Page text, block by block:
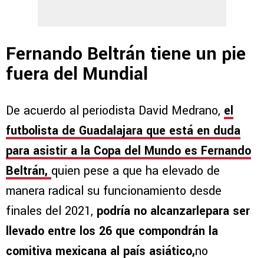
Fernando Beltrán tiene un pie
fuera del Mundial
De acuerdo al periodista David Medrano, el
futbolista de Guadalajara que está en duda
para asistir a la Copa del Mundo es Fernando
Beltrán, quien pese a que ha elevado de
manera radical su funcionamiento desde
finales del 2021, podría no alcanzarlepara ser
llevado entre los 26 que compondrán la
comitiva mexicana al país asiático,no